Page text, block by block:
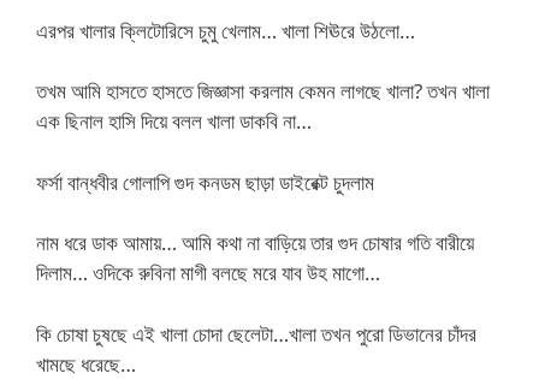
এরপর খালার ক্লিটোরিসে চুমু খেলাম… খালা শিঊরে উঠলো…
তখম আমি হাসতে হাসতে জিজ্ঞাসা করলাম কেমন লাগছে খালা? তখন খালা
এক ছিনাল হাসি দিয়ে বলল খালা ডাকবি না…
ফর্সা বান্ধবীর গোলাপি গুদ কনডম ছাড়া ডাইরেক্ট চুদলাম
নাম ধরে ডাক আমায়… আমি কথা না বাড়িয়ে তার গুদ চোষার গতি বারীয়ে
দিলাম… ওদিকে রুবিনা মাগী বলছে মরে যাব উহ মাগো…
কি চোষা চুষছে এই খালা চোদা ছেলেটা…খালা তখন পুরো ডিভানের চাঁদর
খামছে ধরেছে…